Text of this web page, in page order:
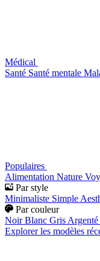
Médical
Santé Santé mentale
Populaires
Alimentation Nature
Par style
Minimaliste Simple
Par couleur
Noir Blanc Gris Argenté
Explorer les modèles